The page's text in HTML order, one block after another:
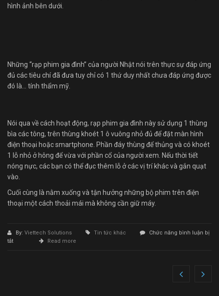
hình ảnh bên dưới.
Những “rạp phim gia đình” của người Nhật nói trên thực sự đáp ứng
đủ các tiêu chí đã đưa tuy chỉ có 1 thứ duy nhất chưa đáp ứng được
đó là… tính thẩm mỹ.
Nói qua về cách hoạt động, rạp phim gia đình này sử dụng 1 thùng
bìa các tông, trên thùng khoét 1 ô vuông nhỏ đủ để đặt màn hình
điện thoại hoặc smartphone. Phần đáy thùng để thủng và có khoét
1 lỗ nhỏ ở hông để vừa với phần cổ của người xem. Nếu thời tiết
nóng nực, các bạn có thể đục thêm lỗ ở các vị trí khác và gắn quạt
vào.
Cuối cùng là nằm xuống và tận hưởng những bộ phim trên điện
thoại một cách thoải mái mà không cần giữ máy.
By: Viettech Solutions Tin tức khác
Chức năng bình luận bị
tắtở
Read more